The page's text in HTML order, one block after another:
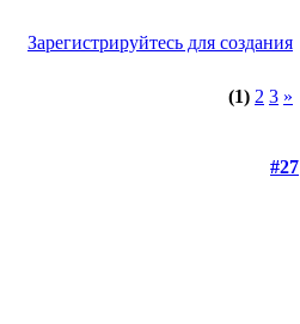
Зарегистрируйтесь для создания
(1) 2 3 »
#27